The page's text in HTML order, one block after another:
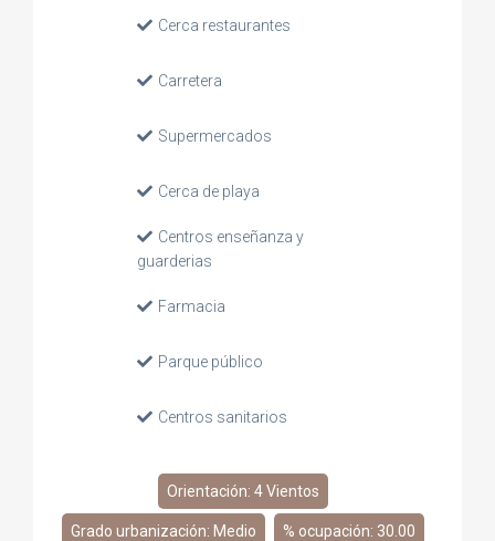
Cerca restaurantes
Carretera
Supermercados
Cerca de playa
Centros enseñanza y
guarderias
Farmacia
Parque público
Centros sanitarios
Orientación: 4 Vientos
Grado urbanización: Medio % ocupación: 30.00